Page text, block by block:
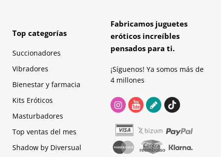
Top categorías
Succionadores
Vibradores
Bienestar y farmacia
Kits Eróticos
Masturbadores
Top ventas del mes
Shadow by Diversual
Fabricamos juguetes
eróticos increíbles
pensados para ti.
¡Síguenos! Ya somos más de
4 millones